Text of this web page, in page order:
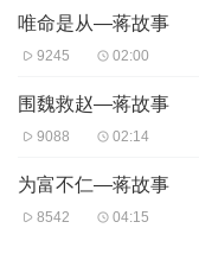
唯命是从—蒋故事
9245 02:00
围魏救赵—蒋故事
9088 02:14
为富不仁—蒋故事
8542 04:15